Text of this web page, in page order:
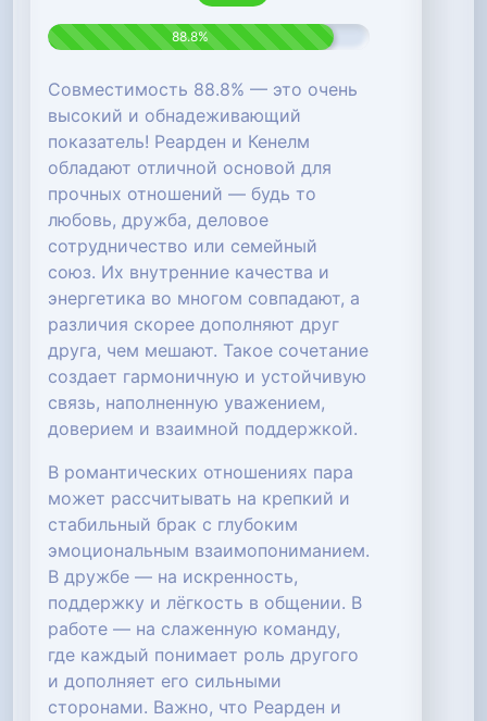
88.8%
Совместимость 88.8% — это очень
высокий и обнадеживающий
показатель! Реарден и Кенелм
обладают отличной основой для
прочных отношений — будь то
любовь, дружба, деловое
сотрудничество или семейный
союз. Их внутренние качества и
энергетика во многом совпадают, а
различия скорее дополняют друг
друга, чем мешают. Такое сочетание
создает гармоничную и устойчивую
связь, наполненную уважением,
доверием и взаимной поддержкой.
В романтических отношениях пара
может рассчитывать на крепкий и
стабильный брак с глубоким
эмоциональным взаимопониманием.
В дружбе — на искренность,
поддержку и лёгкость в общении. В
работе — на слаженную команду,
где каждый понимает роль другого
и дополняет его сильными
сторонами. Важно, что Реарден и